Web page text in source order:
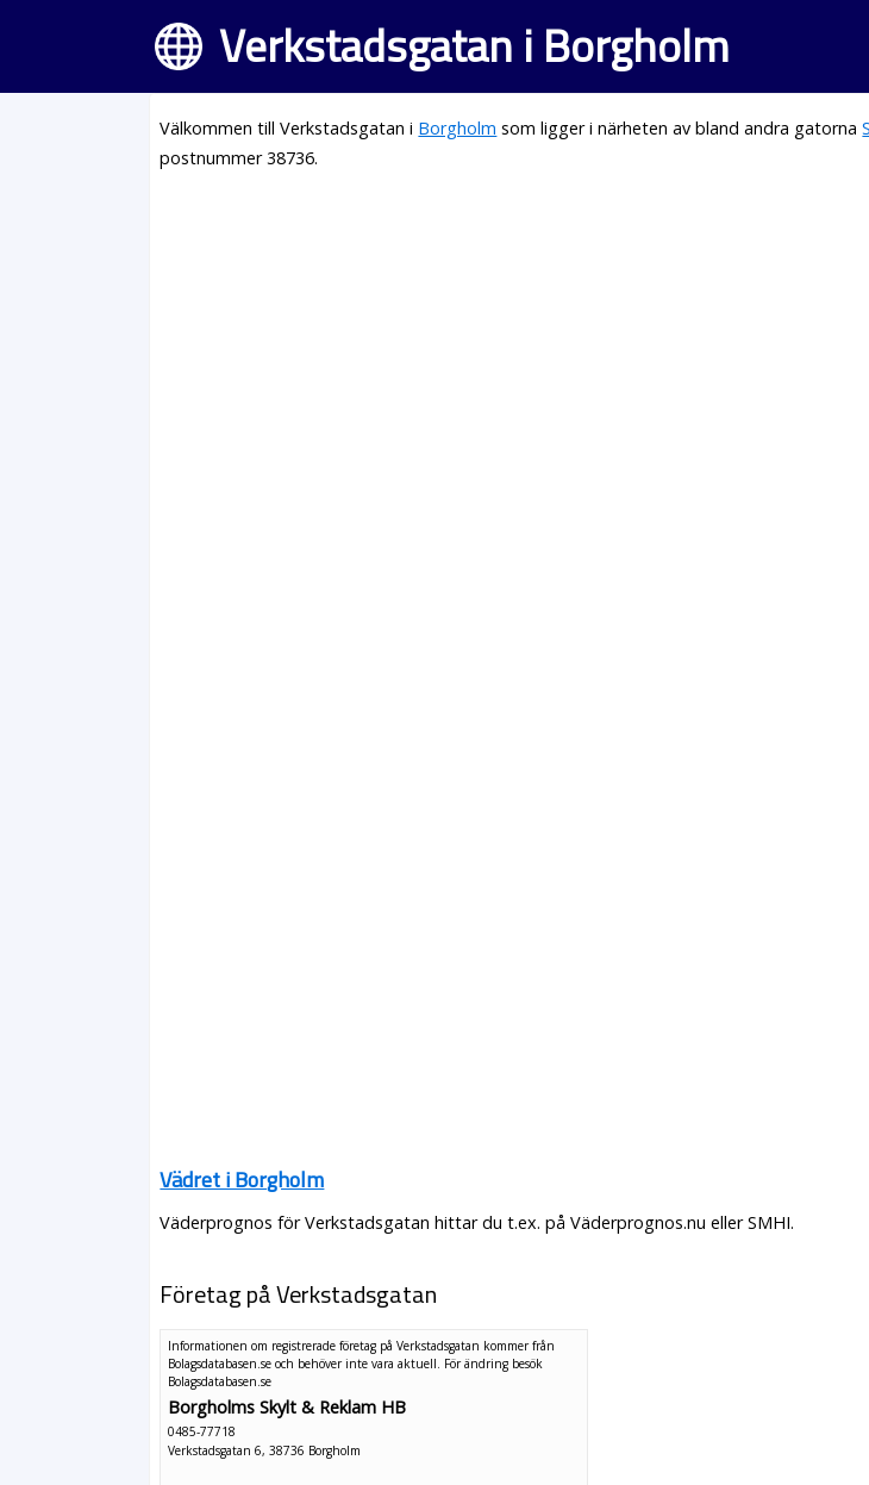
Verkstadsgatan i Borgholm
Välkommen till Verkstadsgatan i Borgholm som ligger i närheten av bland andra gatorna
postnummer 38736.
Vädret i Borgholm
Väderprognos för Verkstadsgatan hittar du t.ex. på Väderprognos.nu eller SMHI.
Företag på Verkstadsgatan
Informationen om registrerade företag på Verkstadsgatan kommer från
Bolagsdatabasen.se och behöver inte vara aktuell. För ändring besök
Bolagsdatabasen.se
Borgholms Skylt & Reklam HB
0485-77718
Verkstadsgatan 6, 38736 Borgholm